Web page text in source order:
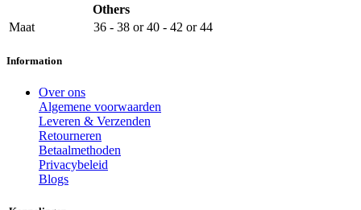
Others
Maat
36 - 38 or40 - 42 or44
Information
Over ons
Algemene voorwaarden
Leveren & Verzenden
Retourneren
Betaalmethoden
Privacybeleid
Blogs